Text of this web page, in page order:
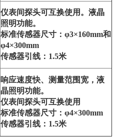
仪表间探头可互换使用。液晶
照明功能。
标准传感器尺寸：φ3×160mm和
φ4×300mm
传感器引线：1.5米
响应速度快、测量范围宽，液
晶照明功能。
仪表间探头可互换使用
标准传感器尺寸：φ4×300mm
传感器引线：1.5米